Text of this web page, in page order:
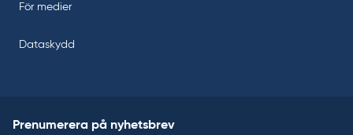
För medier
Dataskydd
Prenumerera på nyhetsbrev